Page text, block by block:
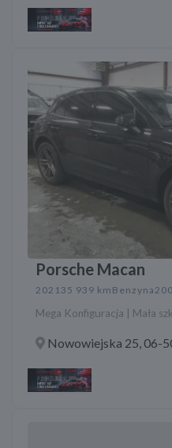
Porsche Macan
202135 939 km Benzyna
Mega Konfiguracja | Mała
Nowowiejska 25, 06-